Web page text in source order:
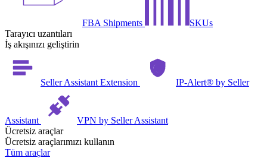
FBA Shipments
SKUs
Tarayıcı uzantıları
İş akışınızı geliştirin
Seller Assistant Extension IP-Alert® by Seller
Assistant
VPN by Seller Assistant
Ücretsiz araçlar
Ücretsiz araçlarımızı kullanın
Tüm araçlar